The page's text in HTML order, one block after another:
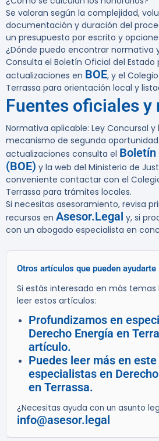
Se valoran según la complejidad,
documentación y duración del
un presupuesto por escrito y
¿Dónde puedo encontrar normativa
Consulta el Boletín Oficial del
actualizaciones en BOE, y el
Terrassa para orientación local y
Fuentes oficiales y
Normativa aplicable: Ley Concursal
mecanismo de segunda
actualizaciones consulta el Boletín
(BOE) y la web del Ministerio de
conveniente contactar con el
Terrassa para trámites locales.
Si necesitas asesoramiento, revisa
recursos en Asesor.Legal y, si
con un abogado especialista en
Otros artículos que pueden ayudarte
Si estás interesado en más temas
leer estos artículos:
Profundizamos en
Derecho Energía en
artículo.
Puedes leer más en
especialistas en
en Terrassa.
¿Necesitas ayuda con un asunto
info@asesor.legal